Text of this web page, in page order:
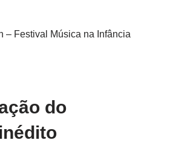
– Festival Música na Infância
do